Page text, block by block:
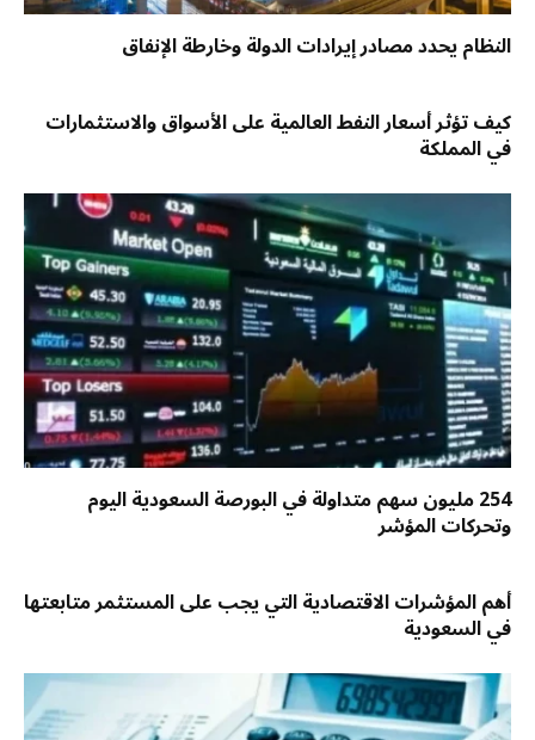
النظام يحدد مصادر إيرادات الدولة وخارطة الإنفاق
كيف تؤثر أسعار النفط العالمية على الأسواق والاستثمارات
في المملكة
254 مليون سهم متداولة في البورصة السعودية اليوم
وتحركات المؤشر
أهم المؤشرات الاقتصادية التي يجب على المستثمر متابعتها
في السعودية